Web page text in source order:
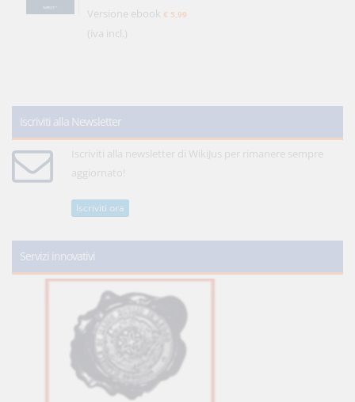
Versione ebook € 5,99
(iva incl.)
Iscriviti alla Newsletter
Iscriviti alla newsletter di WikiJus per rimanere sempre
aggiornato!
Iscriviti ora
Servizi innovativi